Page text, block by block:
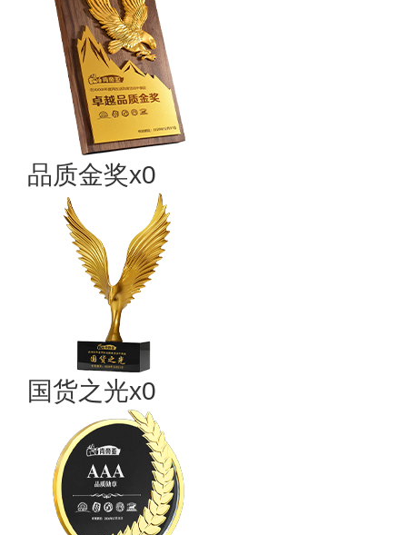
品质金奖x0
国货之光x0